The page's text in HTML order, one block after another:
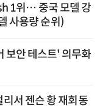
1위… 중국 모델 강
사용량 순위)
보안 테스트' 의무화
서 젠슨 황 재회동